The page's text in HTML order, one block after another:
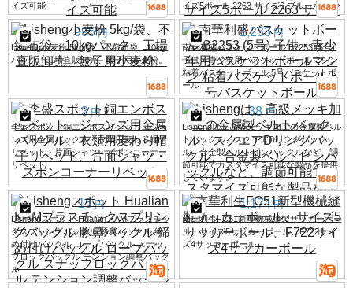
イズ可能
イズ5ボール 2263 サイズ6 ブルーボール
995 円
Lisheng小麦粉 5kg/袋、不織布袋、10kg
パック、工場直販卸売、餃子用小麦粉。
1,233 円
南華利盛バスケットボール B2253 (5号)
子供・青少年用バスケットボールマシン
粘着バスケットボール 5号バスケットボ
ール
3 円
李盛スポット銅エンボスリベット、ジー
ンズ用金属バックル、衣類用麦わら帽子
リベット、片面シャツ・ズボンコーナー
リベット
38 円
Lishengは、高級メッキ加工の金属製ベル
トバックル、スクエアDリングバック
ル、合金製ベルトピンバックルなど、調
節可能でカスタマイズ可能な製品を提供
しています。
15 円
Lishengスポット Hualian KAMプラスチッ
クスプリングバックル 豚鼻バックル 締
め付けバックル ロープバックル スナッ
プロックバックル テンション調整バック
ル
1,174 円
南華利生FC51新型機械縫製サッカーボー
ル、サイズ5サッカーボール、F722サイ
ズ4サッカーボール